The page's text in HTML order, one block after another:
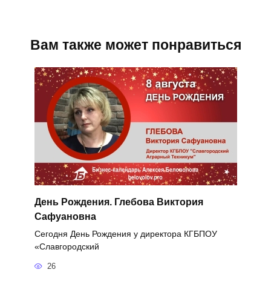
Вам также может понравиться
День Рождения. Глебова Виктория
Сафуановна
Сегодня День Рождения у директора КГБПОУ
«Славгородский
26